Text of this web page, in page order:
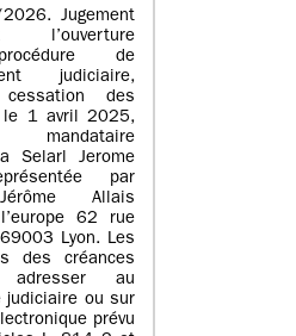
Jugement
l’ouverture
de
judiciaire,
des
le 1 avril 2025,
mandataire
Selarl Jerome
par
Allais
62 rue
Lyon. Les
des créances
au
judiciaire ou sur
prévu